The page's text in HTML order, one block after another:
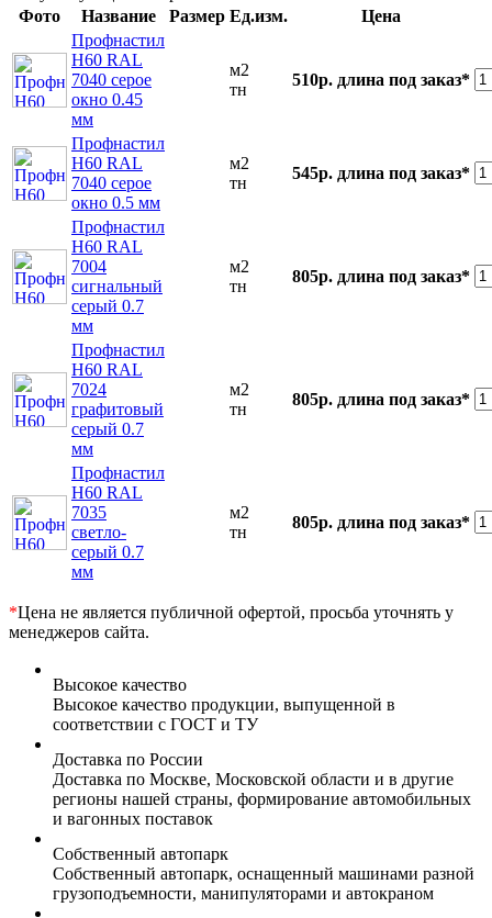
Фото
Название Размер Ед.изм.
Цена
Профнастил
Н60 RAL
7040 серое
окно 0.45
мм
м2
тн
510р. длина под заказ*
Профнастил
Н60 RAL
7040 серое
окно 0.5 мм
м2
тн
545р. длина под заказ*
Профнастил
Н60 RAL
7004
сигнальный
серый 0.7
мм
м2
тн
805р. длина под заказ*
Профнастил
Н60 RAL
7024
графитовый
серый 0.7
мм
м2
тн
805р. длина под заказ*
Профнастил
Н60 RAL
7035
светло-
серый 0.7
мм
м2
тн
805р. длина под заказ*
*Цена не является публичной офертой, просьба уточнять у
менеджеров сайта.
Высокое качество
Высокое качество продукции, выпущенной в
соответствии с ГОСТ и ТУ
Доставка по России
Доставка по Москве, Московской области и в другие
регионы нашей страны, формирование автомобильных
и вагонных поставок
Собственный автопарк
Собственный автопарк, оснащенный машинами разной
грузоподъемности, манипуляторами и автокраном